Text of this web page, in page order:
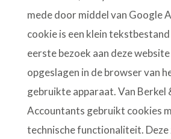
mede door middel van Google
cookie is een klein
eerste bezoek aan deze
opgeslagen in de browser van
gebruikte apparaat. Van Berkel
Accountants gebruikt cookies
technische functionaliteit.